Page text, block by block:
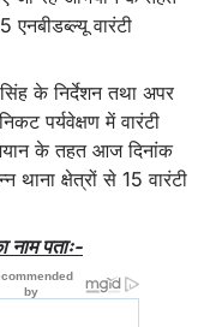
एनबीडब्ल्यू वारंटी
के निर्देशन तथा अपर
पर्यवेक्षण में वारंटी
के तहत आज दिनांक
थाना क्षेत्रों से 15 वारंटी
नाम पताः-